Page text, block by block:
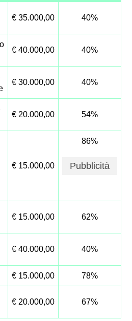
€ 35.000,00 40%
€ 40.000,00 40%
€ 30.000,00 40%
€ 20.000,00 54%
€ 15.000,00
86%
Pubblicità
€ 15.000,00 62%
€ 40.000,00 40%
€ 15.000,00 78%
€ 20.000,00 67%